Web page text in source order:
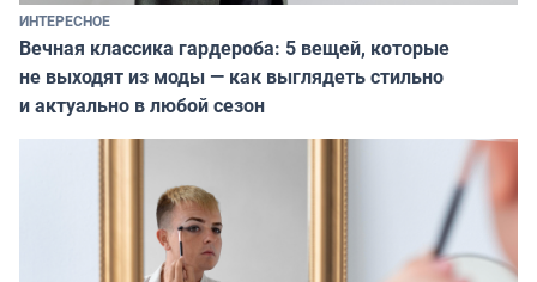
ИНТЕРЕСНОЕ
Вечная классика гардероба: 5 вещей, которые
не выходят из моды — как выглядеть стильно
и актуально в любой сезон